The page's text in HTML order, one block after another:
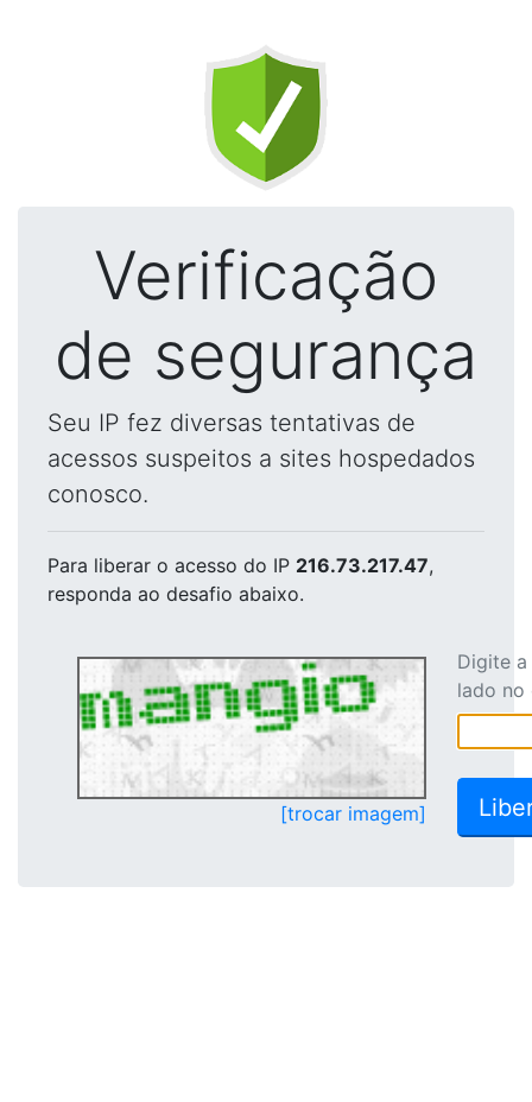
Verificação
de segurança
Seu IP fez diversas tentativas de
acessos suspeitos a sites hospedados
conosco.
Para liberar o acesso do IP 216.73.217.47,
responda ao desafio abaixo.
[trocar imagem]
Digite
lado no